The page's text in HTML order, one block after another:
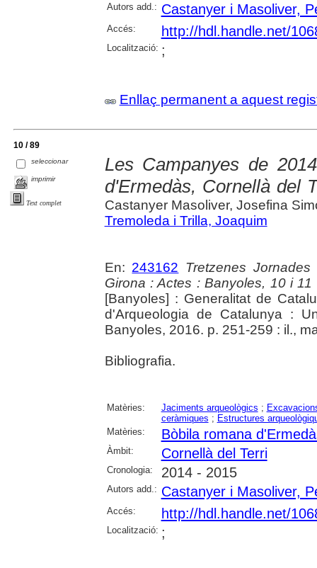
Autors add.: Castanyer i Masoliver,
Accés: http://hdl.handle.net/
Localització: ;
Enllaç permanent a aquest
10 / 89
seleccionar
imprimir
Text complet
Les Campanyes de
d'Ermedàs, Cornellà del
Castanyer Masoliver, Josefina
Tremoleda i Trilla, Joaquim
En: 243162 Tretzenes
Girona : Actes : Banyoles, 10 i
[Banyoles] : Generalitat de
d'Arqueologia de Catalunya :
Banyoles, 2016. p. 251-259 : il.,
Bibliografia.
Matèries: Jaciments arqueològics ;
ceràmiques ; Estructures
Matèries:
Bòbila romana
Àmbit: Cornellà del Terri
Cronologia: 2014 - 2015
Autors add.: Castanyer i Masoliver,
Accés: http://hdl.handle.net/
Localització: ;